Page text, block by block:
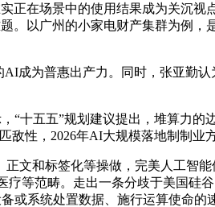
在场景中的使用结果成为关沉视
以广州的小家电财产集群为例
为普惠出产力。同时，张亚勤认
五五”规划建议提出，堆算力的
性，2026年AI大规模落地制制业
和标签化等操做，完美人工智
等范畴。走出一条分歧于美国硅
系统处置数据、施行运算使命